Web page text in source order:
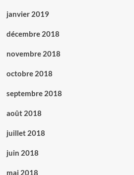
janvier 2019
décembre 2018
novembre 2018
octobre 2018
septembre 2018
août 2018
juillet 2018
juin 2018
mai 2018